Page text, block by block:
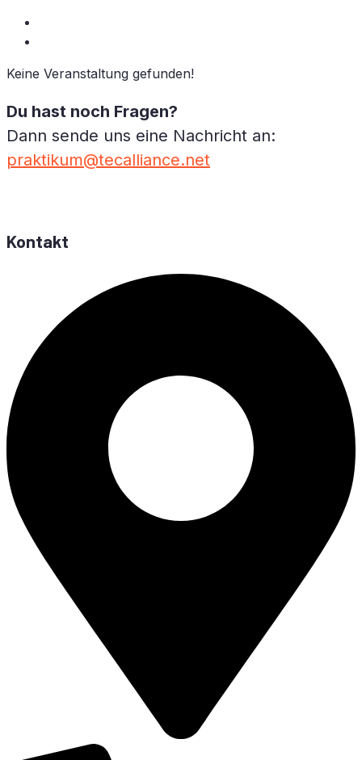
Kei­ne Ver­an­stal­tung gefunden!
Du hast noch Fra­gen?
Dann sen­de uns eine Nach­richt an:
praktikum@tecalliance.net
Kontakt